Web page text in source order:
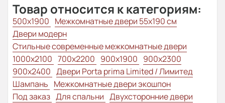
Товар относится к категориям:
500x1900 Межкомнатные двери 55х190 см
Двери модерн
Стильные современные межкомнатные двери
1000x2100 700x2200 900x1900 900x2300
900x2400 Двери Porta prima Limited / Лимитед
Шампань Межкомнатные двери экошпон
Под заказ Для спальни Двухсторонние двери